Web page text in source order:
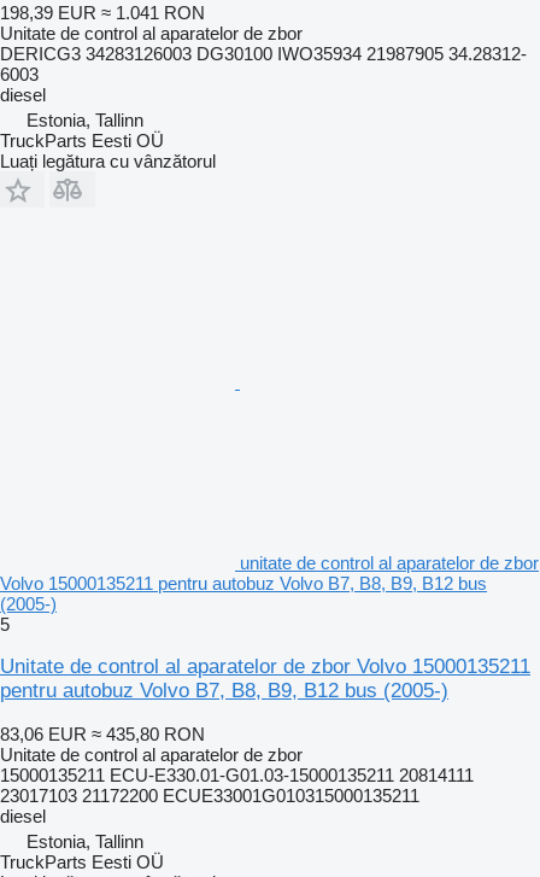
198,39 EUR ≈ 1.041 RON
Unitate de control al aparatelor de zbor
DERICG3 34283126003 DG30100 IWO35934 21987905 34.28312-
6003
diesel
Estonia, Tallinn
TruckParts Eesti OÜ
Luați legătura cu vânzătorul
unitate de control al aparatelor de zbor
Volvo 15000135211 pentru autobuz Volvo B7, B8, B9, B12 bus
(2005-)
5
Unitate de control al aparatelor de zbor Volvo 15000135211
pentru autobuz Volvo B7, B8, B9, B12 bus (2005-)
83,06 EUR ≈ 435,80 RON
Unitate de control al aparatelor de zbor
15000135211 ECU-E330.01-G01.03-15000135211 20814111
23017103 21172200 ECUE33001G010315000135211
diesel
Estonia, Tallinn
TruckParts Eesti OÜ